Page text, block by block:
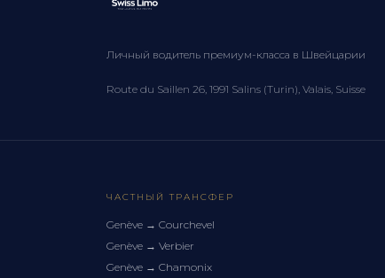
Личный водитель премиум-класса в Швейцарии
Route du Saillen 26, 1991 Salins (Turin), Valais, Suisse
ЧАСТНЫЙ ТРАНСФЕР
Genève → Courchevel
Genève → Verbier
Genève → Chamonix